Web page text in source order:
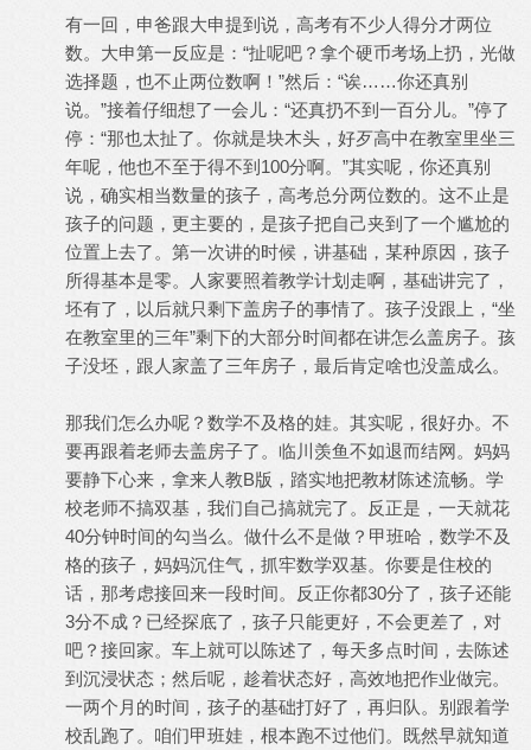
有一回，申爸跟大申提到说，高考有不少人得分才两位
数。大申第一反应是：“扯呢吧？拿个硬币考场上扔，光做
选择题，也不止两位数啊！”然后：“诶……你还真别
说。”接着仔细想了一会儿：“还真扔不到一百分儿。”停了
停：“那也太扯了。你就是块木头，好歹高中在教室里坐三
年呢，他也不至于得不到100分啊。”其实呢，你还真别
说，确实相当数量的孩子，高考总分两位数的。这不止是
孩子的问题，更主要的，是孩子把自己夹到了一个尴尬的
位置上去了。第一次讲的时候，讲基础，某种原因，孩子
所得基本是零。人家要照着教学计划走啊，基础讲完了，
坯有了，以后就只剩下盖房子的事情了。孩子没跟上，“坐
在教室里的三年”剩下的大部分时间都在讲怎么盖房子。孩
子没坯，跟人家盖了三年房子，最后肯定啥也没盖成么。
那我们怎么办呢？数学不及格的娃。其实呢，很好办。不
要再跟着老师去盖房子了。临川羡鱼不如退而结网。妈妈
要静下心来，拿来人教B版，踏实地把教材陈述流畅。学
校老师不搞双基，我们自己搞就完了。反正是，一天就花
40分钟时间的勾当么。做什么不是做？甲班哈，数学不及
格的孩子，妈妈沉住气，抓牢数学双基。你要是住校的
话，那考虑接回来一段时间。反正你都30分了，孩子还能
3分不成？已经探底了，孩子只能更好，不会更差了，对
吧？接回家。车上就可以陈述了，每天多点时间，去陈述
到沉浸状态；然后呢，趁着状态好，高效地把作业做完。
一两个月的时间，孩子的基础打好了，再归队。别跟着学
校乱跑了。咱们甲班娃，根本跑不过他们。既然早就知道